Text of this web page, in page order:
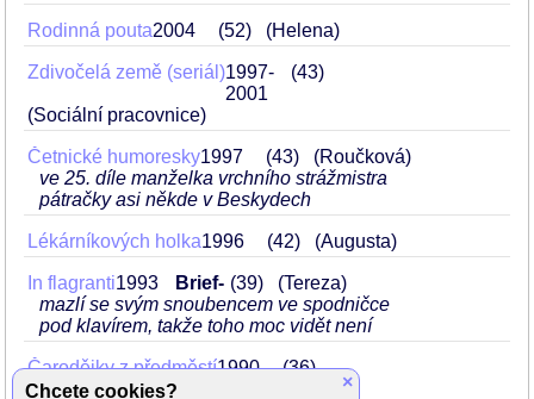
Rodinná pouta2004 52 (Helena)
Zdivočelá země (seriál)1997-
2001
43
(Sociální pracovnice)
Četnické humoresky1997 43
(Roučková)
ve 25. díle manželka vrchního strážmistra
pátračky asi někde v Beskydech
Lékárníkových holka1996 42 (Augusta)
In flagranti1993 Brief- 39
(Tereza)
mazlí se svým snoubencem ve spodničce
pod klavírem, takže toho moc vidět není
Čarodějky z předměstí1990
36
(Veroničina matka)
×
Chcete cookies?